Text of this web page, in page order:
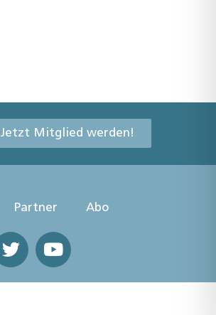
Jetzt Mitglied werden!
Partner Abo